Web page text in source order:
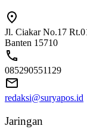
Jl. Ciakar No.17
Banten 15710
085290551129
redaksi@suryapos.id
Jaringan